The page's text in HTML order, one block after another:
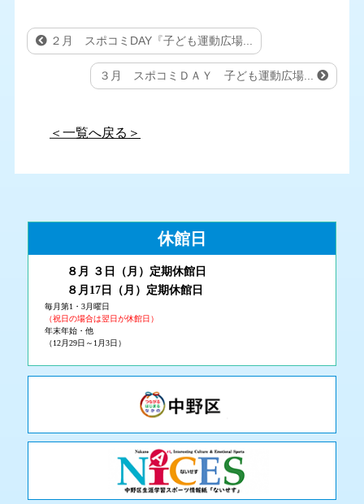
２月 スポコミDAY『子ども運動広場...
３月 スポコミＤＡＹ 子ども運動広場...
＜一覧へ戻る＞
休館日
８月 ３ 日（月 ） 定期休館日
８月17日（月 ）定期休館日
毎月第1・3月曜日
（祝日の場合は翌日が休館日）
年末年始・他
（12月29日～1月3日）